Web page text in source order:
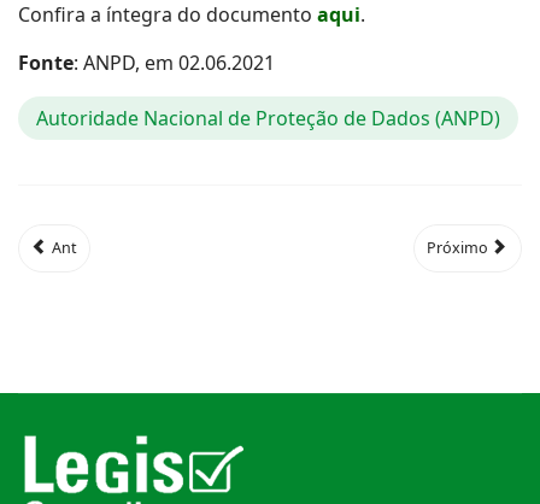
Confira a íntegra do documento aqui.
Fonte: ANPD, em 02.06.2021
Autoridade Nacional de Proteção de Dados (ANPD)
Ant Próximo